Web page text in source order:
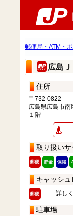
郵便局・ATM・
広島
住所
〒732-0822
広島県広島市
１階
取り扱いサ
キャッシュ
詳しく
駐車場